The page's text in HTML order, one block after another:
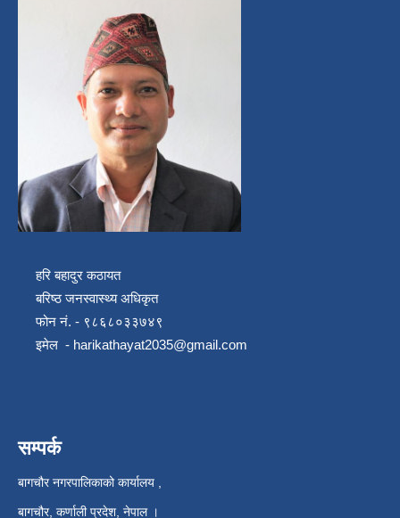
हरि बहादुर कठायत
बरिष्ठ जनस्वास्थ्य अधिकृत
फोन नं. - ९८६८०३३७४९
इमेल - harikathayat2035@gmail.com
सम्पर्क
बागचौर नगरपालिकाको कार्यालय ,
बागचौर, कर्णाली प्रदेश, नेपाल ।